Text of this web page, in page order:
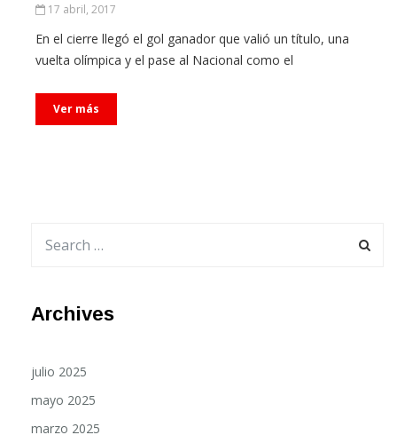
17 abril, 2017
En el cierre llegó el gol ganador que valió un título, una
vuelta olímpica y el pase al Nacional como el
Ver más
Archives
julio 2025
mayo 2025
marzo 2025